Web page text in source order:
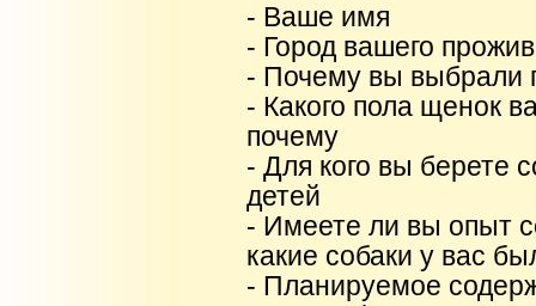
- Ваше имя
- Город вашего
- Почему вы выбрали
- Какого пола щенок
почему
- Для кого вы берете
детей
- Имеете ли вы опыт
какие собаки у вас
- Планируемое